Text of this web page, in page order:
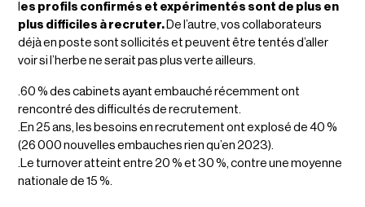
es profils confirmés et expérimentés sont de plus en
plus difficiles à recruter. De l’autre, vos collaborateurs
déjà en poste sont sollicités et peuvent être tentés d’aller
voir si l’herbe ne serait pas plus verte ailleurs.
.60 % des cabinets ayant embauché récemment ont
rencontré des difficultés de recrutement​.
.En 25 ans, les besoins en recrutement ont explosé de 40 %
(26 000 nouvelles embauches rien qu’en 2023​).
.Le turnover atteint entre 20 % et 30 %, contre une moyenne
nationale de 15 %​.